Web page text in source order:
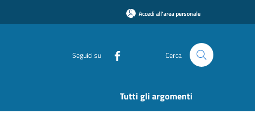
Accedi all'area personale
Seguici su Cerca
Tutti gli argomenti